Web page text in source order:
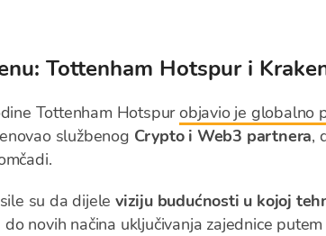
Tottenham Hotspur i
Tottenham Hotspurobjavio je globalno
službenog Crypto i Web3 partnera,
su da dijele viziju budućnosti u kojoj
novih načina uključivanja zajednice